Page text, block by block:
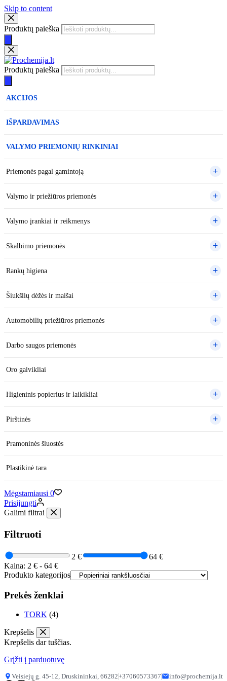
Skip to content
Produktų paieška
Produktų paieška
AKCIJOS
IŠPARDAVIMAS
VALYMO PRIEMONIŲ RINKINIAI
Priemonės pagal gamintoją
Valymo ir priežiūros priemonės
Valymo įrankiai ir reikmenys
Skalbimo priemonės
Rankų higiena
Šiukšlių dėžės ir maišai
Automobilių priežiūros priemonės
Darbo saugos priemonės
Oro gaivikliai
Higieninis popierius ir laikikliai
Pirštinės
Pramoninės šluostės
Plastikinė tara
Mėgstamiausi 0
Prisijungti
Galimi filtrai
Filtruoti
2 €
64 €
Kaina: 2 € - 64 €
Produkto kategorijos
Prekės ženklai
TORK (4)
Krepšelis
Krepšelis dar tuščias.
Grįžti į parduotuvę
Veisiejų g. 45-12, Druskininkai, 66282+37060573367 info@prochemija.lt